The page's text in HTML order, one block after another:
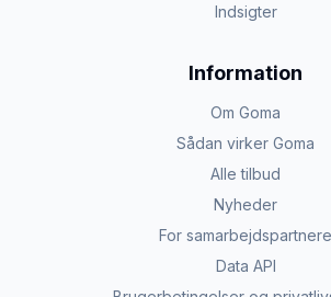
Indsigter
Information
Om Goma
Sådan virker Goma
Alle tilbud
Nyheder
For samarbejdspartnere
Data API